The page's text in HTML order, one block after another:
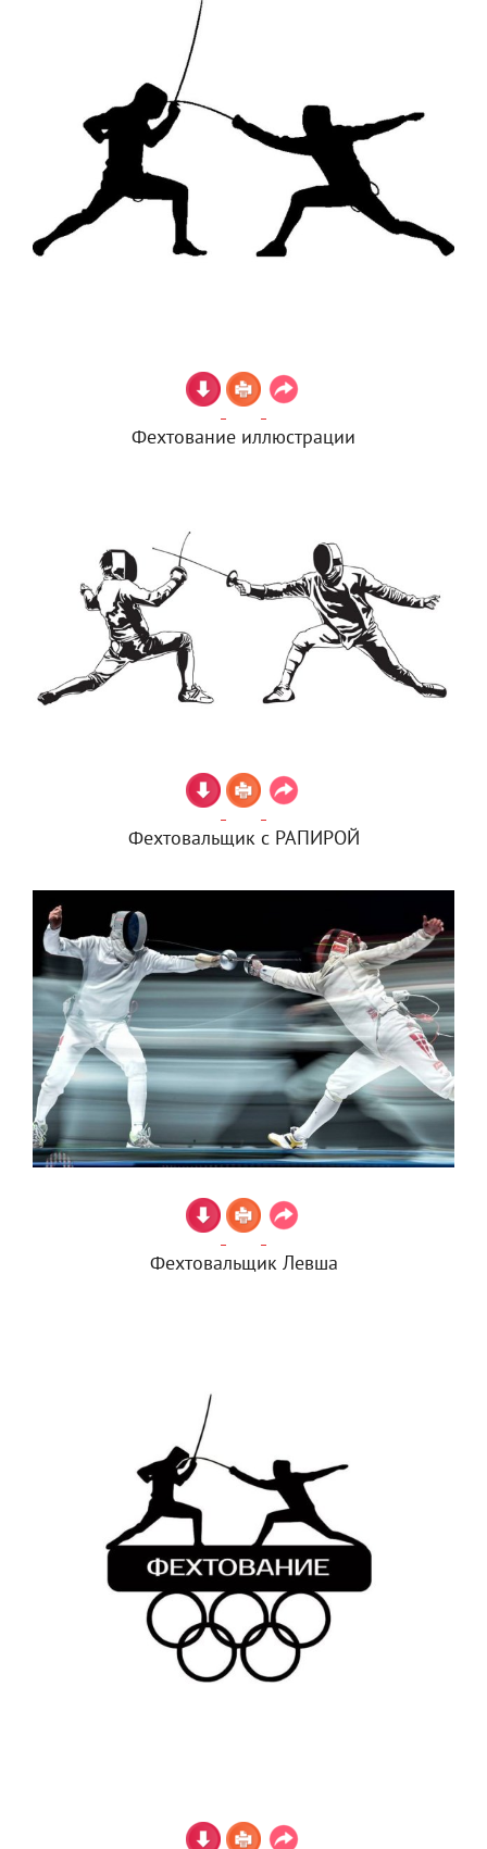
Фехтование иллюстрации
Фехтовальщик с РАПИРОЙ
Фехтовальщик Левша